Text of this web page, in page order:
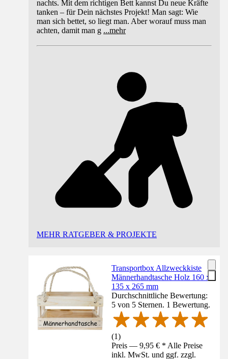
nachts. Mit dem richtigen Bett kannst Du neue Kräfte
tanken – für Dein nächstes Projekt! Man sagt: Wie
man sich bettet, so liegt man. Aber worauf muss man
achten, damit man g ...mehr
MEHR RATGEBER & PROJEKTE
Transportbox Allzweckkiste
Männerhandtasche Holz 160 x
135 x 265 mm
Durchschnittliche Bewertung:
5 von 5 Sternen. 1 Bewertung.
(1)
Preis — 9,95 € * Alle Preise
inkl. MwSt. und ggf. zzgl.